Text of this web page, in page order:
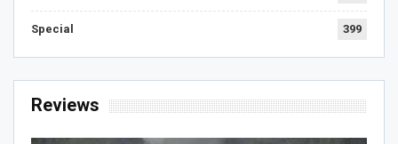
Special 399
Reviews